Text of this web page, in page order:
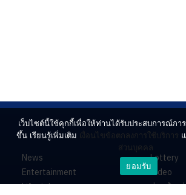
News
Entertainment
Lifestyle
Lottery
Video
ร่วมด้วย
เว็บไซต์นี้ใช้คุกกี้เพื่อให้ท่านได้รับประสบการณ์กา
ขึ้น เรียนรู้เพิ่มเติม เงื่อนไขข้อตกลงการใช้บริการ
ส่วนบุคคล
ยอมรับ